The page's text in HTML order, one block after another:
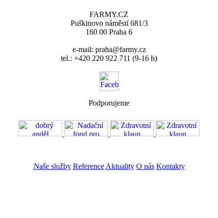
FARMY.CZ
Puškinovo náměstí 681/3
160 00 Praha 6
e-mail: praha@farmy.cz
tel.: +420 220 922 711 (9-16 h)
Podporujeme
Naše služby Reference Aktuality O nás Kontakty